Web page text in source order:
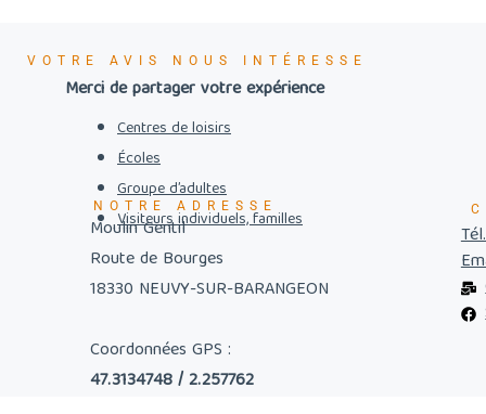
VOTRE AVIS NOUS INTÉRESSE
Merci de partager votre expérience
Centres de loisirs
Écoles
Groupe d’adultes
Visiteurs individuels, familles
NOTRE ADRESSE
Moulin Gentil
Route de Bourges
18330 NEUVY-SUR-BARANGEON
Coordonnées GPS :
47.3134748 / 2.257762